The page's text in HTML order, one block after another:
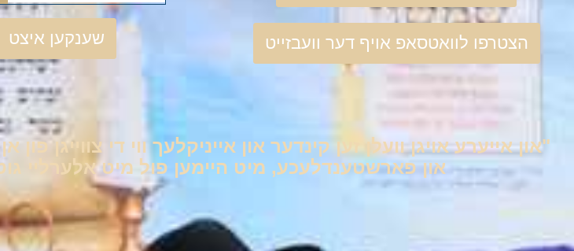
הצטרפו לוואטסאפ אויף דער וועבזייט שענקען איצט
"און אייערע אויגן וועלן זען קינדער און אייניקלעך ווי די צווייגן
און פארשטענדלעכע, מיט היימען פול מיט אלערליי